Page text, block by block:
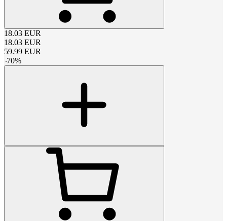
18.03 EUR
18.03 EUR
59.99 EUR
-70%